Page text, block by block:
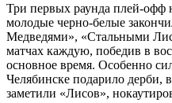
Три первых раунда плей-офф
молодые черно-белые
Медведями», «Стальными
матчах каждую, победив в
основное время. Особенно
Челябинске подарило дерби,
заметили «Лисов»,